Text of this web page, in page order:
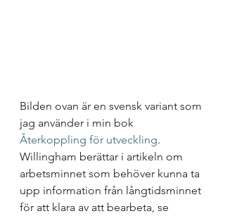
Bilden ovan är en svensk variant som
jag använder i min bok
Återkoppling för utveckling.
Willingham berättar i artikeln om
arbetsminnet som behöver kunna ta
upp information från långtidsminnet
för att klara av att bearbeta, se